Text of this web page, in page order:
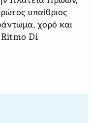
υπαίθριος
χορό και
Ritmo Di